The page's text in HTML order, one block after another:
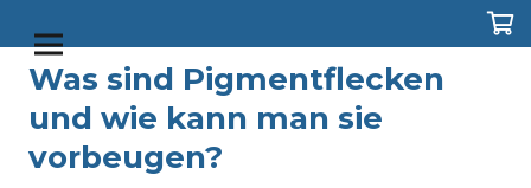
Shop Duo Box Perfect Cleansing Balm
Was sind Pigmentflecken
und wie kann man sie
vorbeugen?